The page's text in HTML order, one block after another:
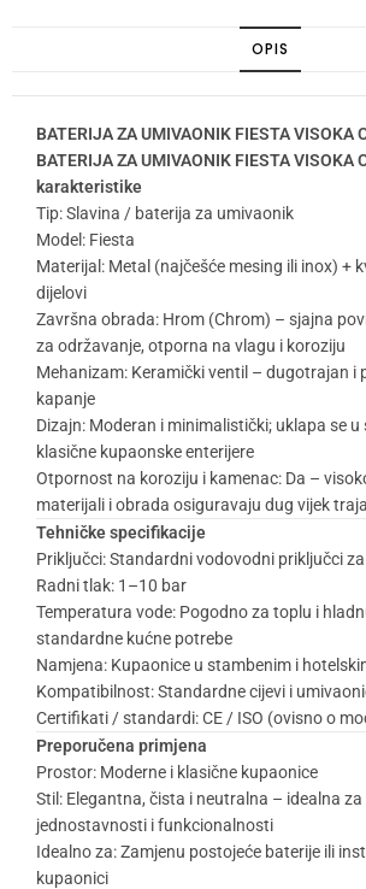
OPIS
BATERIJA ZA UMIVAONIK FIESTA VISOKA
BATERIJA ZA UMIVAONIK FIESTA VISOKA
karakteristike
Tip: Slavina / baterija za umivaonik
Model: Fiesta
Materijal: Metal (najčešće mesing ili inox) +
dijelovi
Završna obrada: Hrom (Chrom) – sjajna
za održavanje, otporna na vlagu i koroziju
Mehanizam: Keramički ventil – dugotrajan i
kapanje
Dizajn: Moderan i minimalistički; uklapa se u
klasične kupaonske enterijere
Otpornost na koroziju i kamenac: Da –
materijali i obrada osiguravaju dug vijek
Tehničke specifikacije
Priključci: Standardni vodovodni priključci
Radni tlak: 1–10 bar
Temperatura vode: Pogodno za toplu i
standardne kućne potrebe
Namjena: Kupaonice u stambenim i
Kompatibilnost: Standardne cijevi i
Certifikati / standardi: CE / ISO (ovisno o
Preporučena primjena
Prostor: Moderne i klasične kupaonice
Stil: Elegantna, čista i neutralna – idealna
jednostavnosti i funkcionalnosti
Idealno za: Zamjenu postojeće baterije ili
kupaonici